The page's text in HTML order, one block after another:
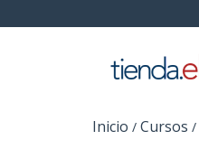
Inicio / Cursos /